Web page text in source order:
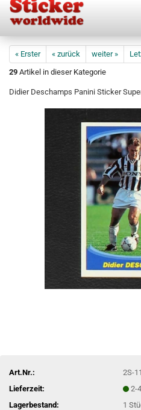
« Erster « zurück weiter »
29 Artikel in dieser Kategorie
Didier Deschamps Panini Sticker
Art.Nr.:
2S-
Lieferzeit:
2-
Lagerbestand:
1